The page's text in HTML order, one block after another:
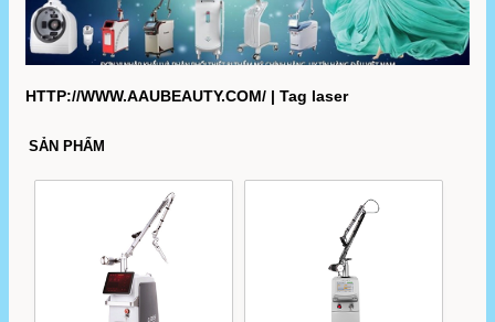
HTTP://WWW.AAUBEAUTY.COM/ | Tag laser
SẢN PHẨM